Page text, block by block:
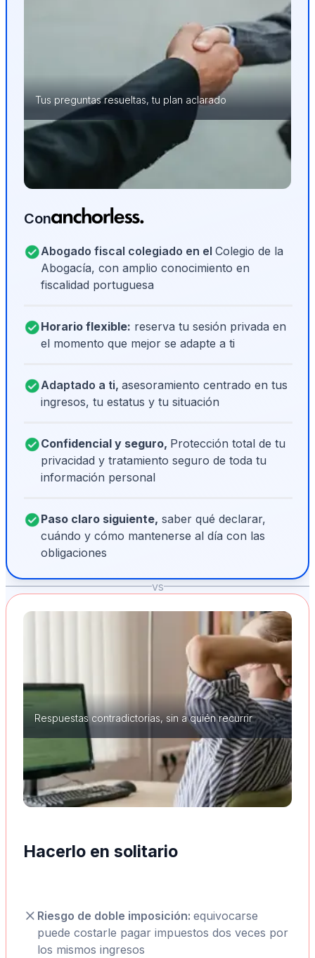
Tus preguntas resueltas, tu plan aclarado
Con
Abogado fiscal colegiado en el Colegio de la
Abogacía, con amplio conocimiento en
fiscalidad portuguesa
Horario flexible: reserva tu sesión privada en
el momento que mejor se adapte a ti
Adaptado a ti, asesoramiento centrado en tus
ingresos, tu estatus y tu situación
Confidencial y seguro, Protección total de tu
privacidad y tratamiento seguro de toda tu
información personal
Paso claro siguiente, saber qué declarar,
cuándo y cómo mantenerse al día con las
obligaciones
vs
Respuestas contradictorias, sin a quién recurrir
Hacerlo en solitario
Riesgo de doble imposición: equivocarse
puede costarle pagar impuestos dos veces por
los mismos ingresos